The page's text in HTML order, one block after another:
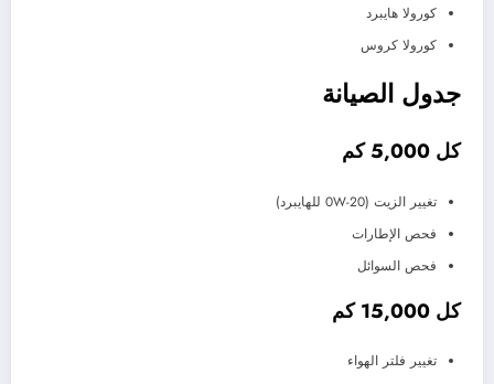
كورولا هايبرد
كورولا كروس
جدول الصيانة
كل 5,000 كم
تغيير الزيت (0W-20 للهايبرد)
فحص الإطارات
فحص السوائل
كل 15,000 كم
تغيير فلتر الهواء